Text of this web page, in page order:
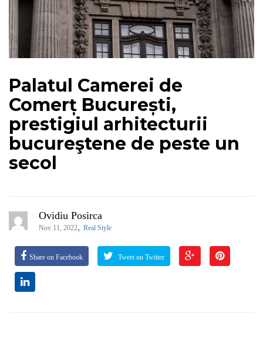
Palatul Camerei de
Comerț București,
prestigiul arhitecturii
bucureştene de peste un
secol
Ovidiu Posirca
Nov 11, 2022, Real Style
Share on Facebook Tweet on Twitter